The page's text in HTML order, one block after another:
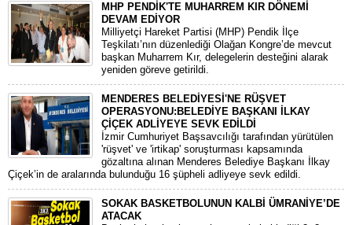
MHP PENDİK'TE MUHARREM KIR DÖNEMİ
DEVAM EDİYOR
​Milliyetçi Hareket Partisi (MHP) Pendik İlçe
Teşkilatı’nın düzenlediği Olağan Kongre’de mevcut
başkan Muharrem Kır, delegelerin desteğini alarak
yeniden göreve getirildi.
MENDERES BELEDİYESİ'NE RÜŞVET
OPERASYONU:BELEDİYE BAŞKANI İLKAY
ÇİÇEK ADLİYEYE SEVK EDİLDİ
​İzmir Cumhuriyet Başsavcılığı tarafından yürütülen
'rüşvet' ve 'irtikap' soruşturması kapsamında
gözaltına alınan Menderes Belediye Başkanı İlkay
Çiçek’in de aralarında bulunduğu 16 şüpheli adliyeye sevk edildi.
SOKAK BASKETBOLUNUN KALBİ ÜMRANİYE’DE
ATACAK